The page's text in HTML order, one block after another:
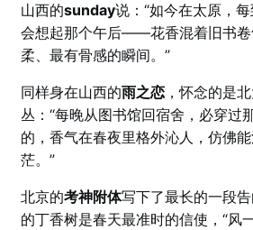
山西的sunday说：“如今在太原，
会想起那个午后——花香混着旧书卷
柔、最有骨感的瞬间。”
同样身在山西的雨之恋 ，怀念的是
丛：“每晚从图书馆回宿舍，必穿过
的，香气在春夜里格外沁人，仿佛
茫。”
北京的考神附体写下了最长的一段
的丁香树是春天最准时的信使，“风